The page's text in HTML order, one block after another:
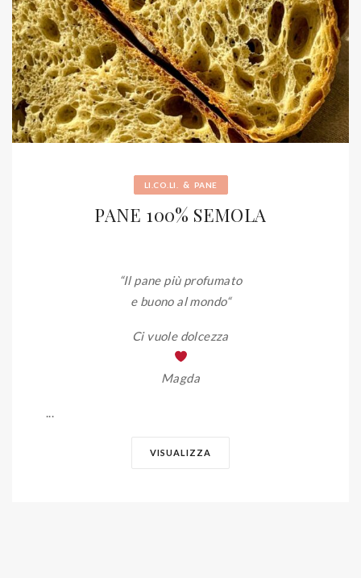
LI.CO.LI. & PANE
PANE 100% SEMOLA
“Il pane più profumato
e buono al mondo“
Ci vuole dolcezza
Magda
VISUALIZZA